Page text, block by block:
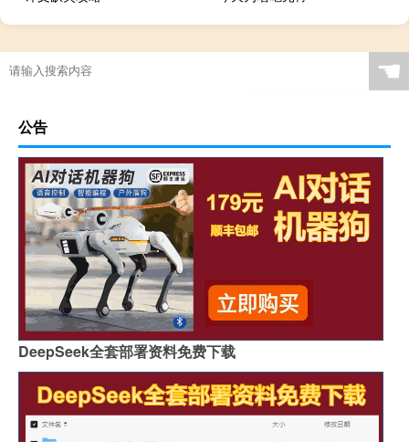
☚
公告
DeepSeek全套部署资料免费下载